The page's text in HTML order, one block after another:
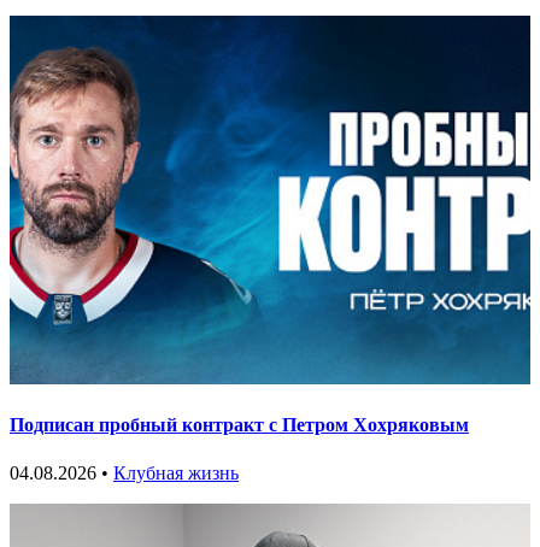
Подписан пробный контракт с Петром Хохряковым
04.08.2026 • Клубная жизнь